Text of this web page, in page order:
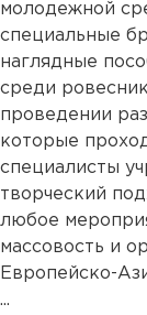
молодежной
специальные
наглядные
среди
проведении
которые
специалисты
творческий
любое
массовость и
Европейско-
...